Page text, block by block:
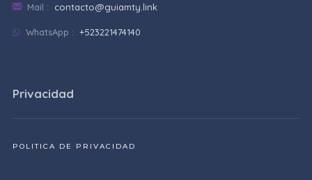
Mail : contacto@guiamty.link
WhatsApp : +523221474140
Privacidad
POLITICA DE PRIVACIDAD